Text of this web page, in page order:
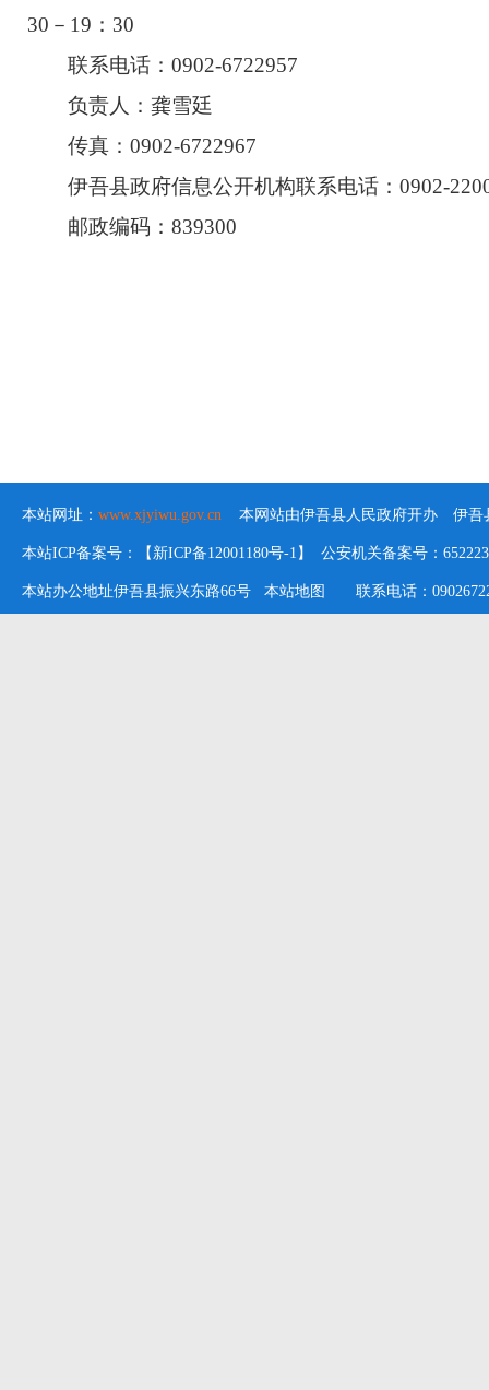
30－19：30
联系电话：0902-6722957
负责人：龚雪廷
传真：0902-6722967
伊吾县政府信息公开机构联系电话：0902-
邮政编码：839300
本站网址： www.xjyiwu.gov.cn 本网站由伊吾县人民政府开办 伊吾
本站ICP备案号：【新ICP备12001180号-1】 公安机关备案号：
本站办公地址伊吾县振兴东路66号 本站地图 联系电话：